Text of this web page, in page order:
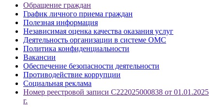
Обращение граждан
График личного приема граждан
Полезная информация
Независимая оценка качества оказания услуг
Деятельность организации в системе ОМС
Политика конфиденциальности
Вакансии
Обеспечение безопасности деятельности
Противодействие коррупции
Социальная реклама
Номер реестровой записи С222025000838 от 01.01.2025
г.